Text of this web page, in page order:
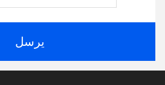
يرسل